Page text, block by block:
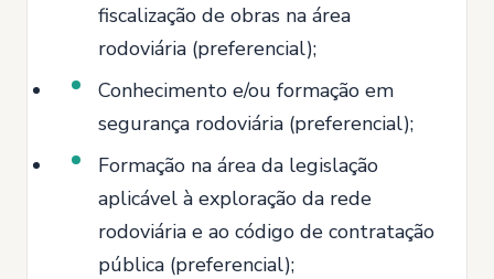
fiscalização de obras na área
rodoviária (preferencial);
Conhecimento e/ou formação em
segurança rodoviária (preferencial);
Formação na área da legislação
aplicável à exploração da rede
rodoviária e ao código de contratação
pública (preferencial);